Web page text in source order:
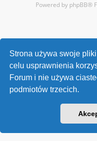
Strona używa swoje
celu usprawnienia
Forum i nie używa
podmiotów trzecich.
Powered by phpBB®